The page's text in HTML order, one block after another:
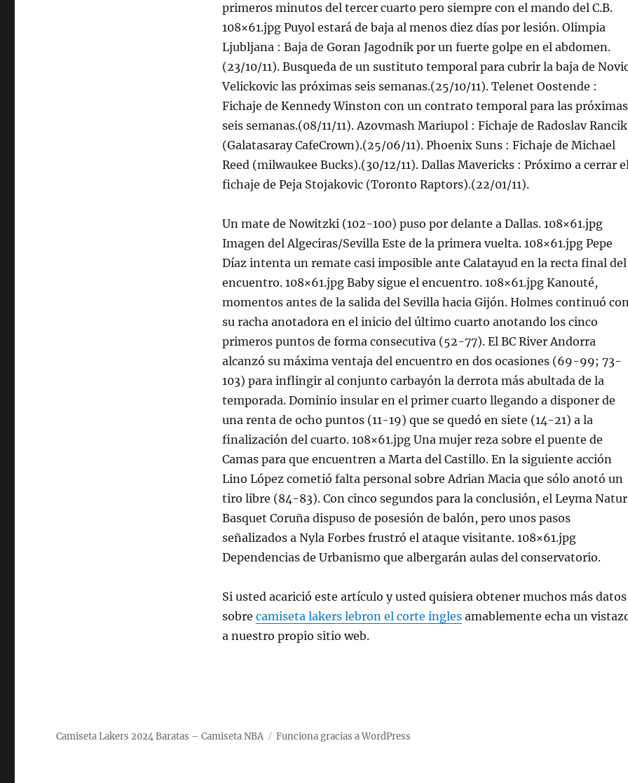
primeros minutos del tercer cuarto pero siempre con el mando del C.B.
108×61.jpg Puyol estará de baja al menos diez días por lesión. Olimpia
Ljubljana : Baja de Goran Jagodnik por un fuerte golpe en el abdomen.
(23/10/11). Busqueda de un sustituto temporal para cubrir la baja de
Velickovic las próximas seis semanas.(25/10/11). Telenet Oostende :
Fichaje de Kennedy Winston con un contrato temporal para las próximas
seis semanas.(08/11/11). Azovmash Mariupol : Fichaje de Radoslav Rancik
(Galatasaray CafeCrown).(25/06/11). Phoenix Suns : Fichaje de Michael
Reed (milwaukee Bucks).(30/12/11). Dallas Mavericks : Próximo a cerrar
fichaje de Peja Stojakovic (Toronto Raptors).(22/01/11).
Un mate de Nowitzki (102-100) puso por delante a Dallas. 108×61.jpg
Imagen del Algeciras/Sevilla Este de la primera vuelta. 108×61.jpg Pepe
Díaz intenta un remate casi imposible ante Calatayud en la recta final del
encuentro. 108×61.jpg Baby sigue el encuentro. 108×61.jpg Kanouté,
momentos antes de la salida del Sevilla hacia Gijón. Holmes continuó
su racha anotadora en el inicio del último cuarto anotando los cinco
primeros puntos de forma consecutiva (52-77). El BC River Andorra
alcanzó su máxima ventaja del encuentro en dos ocasiones (69-99; 73-
103) para inflingir al conjunto carbayón la derrota más abultada de la
temporada. Dominio insular en el primer cuarto llegando a disponer de
una renta de ocho puntos (11-19) que se quedó en siete (14-21) a la
finalización del cuarto. 108×61.jpg Una mujer reza sobre el puente de
Camas para que encuentren a Marta del Castillo. En la siguiente acción
Lino López cometió falta personal sobre Adrian Macia que sólo anotó un
tiro libre (84-83). Con cinco segundos para la conclusión, el Leyma
Basquet Coruña dispuso de posesión de balón, pero unos pasos
señalizados a Nyla Forbes frustró el ataque visitante. 108×61.jpg
Dependencias de Urbanismo que albergarán aulas del conservatorio.
Si usted acarició este artículo y usted quisiera obtener muchos más datos
sobre camiseta lakers lebron el corte inglesamablemente echa un
a nuestro propio sitio web.
Camiseta Lakers 2024 Baratas – Camiseta NBA Funciona gracias a WordPress